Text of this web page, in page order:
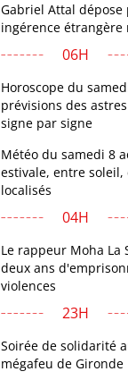
Gabriel Attal
ingérence étrangère
06H
Horoscope du
prévisions des
signe par signe
Météo du samedi 8
estivale, entre soleil,
localisés
04H
Le rappeur Moha La
deux ans
violences
23H
Soirée de solidarité
mégafeu de Gironde